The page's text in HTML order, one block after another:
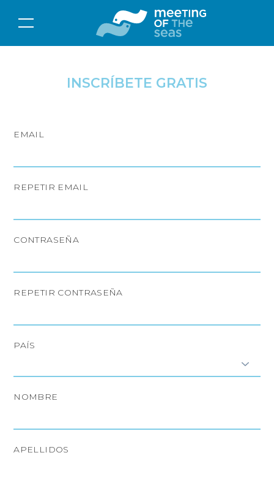
INSCRÍBETE GRATIS
EMAIL
REPETIR EMAIL
CONTRASEÑA
REPETIR CONTRASEÑA
PAÍS
NOMBRE
APELLIDOS